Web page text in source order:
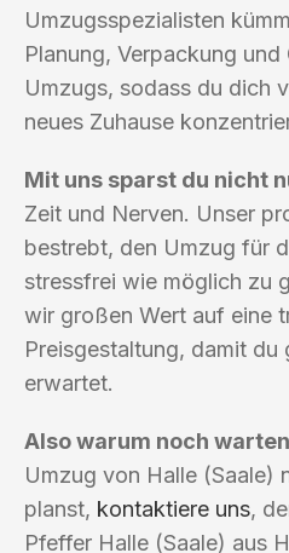
Umzugsspezialisten
Planung, Verpackung
Umzugs, sodass du dich
neues Zuhause
Mit uns sparst du nicht
Zeit und Nerven. Unser
bestrebt, den Umzug für
stressfrei wie möglich zu
wir großen Wert auf eine
Preisgestaltung, damit
erwartet.
Also warum noch
Umzug von Halle (Saale)
planst, kontaktiere uns,
Pfeffer Halle (Saale) aus